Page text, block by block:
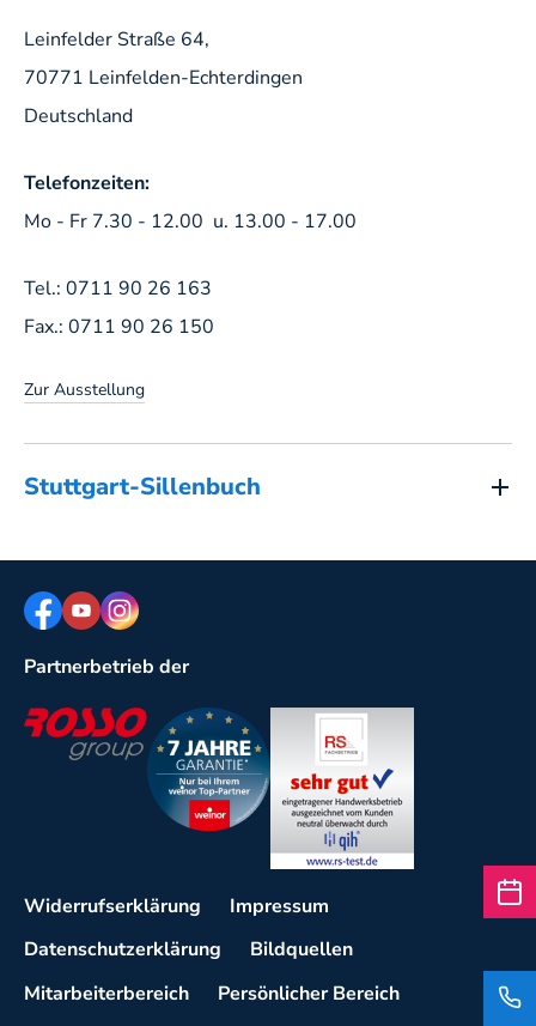
Leinfelder Straße 64,
70771 Leinfelden-Echterdingen
Deutschland
Telefonzeiten:
Mo - Fr 7.30 - 12.00 u. 13.00 - 17.00
Tel.: 0711 90 26 163
Fax.: 0711 90 26 150
Zur Ausstellung
Stuttgart-Sillenbuch
Widerrufserklärung
Impressum
Datenschutzerklärung
Bildquellen
Mitarbeiterbereich
Persönlicher Bereich
Partnerbetrieb der
Rosso Weinor 7 Jahre Garantie
FacebookYoutubeInstagram